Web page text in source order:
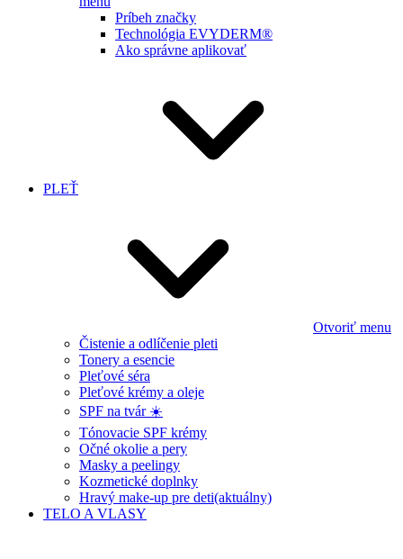
Príbeh značky
Technológia EVYDERM®
Ako správne aplikovať
PLEŤ
Otvoriť menu
Čistenie a odlíčenie pleti
Tonery a esencie
Pleťové séra
Pleťové krémy a oleje
SPF na tvár ☀️
Tónovacie SPF krémy
Očné okolie a pery
Masky a peelingy
Kozmetické doplnky
Hravý make-up pre deti(aktuálny)
TELO A VLASY